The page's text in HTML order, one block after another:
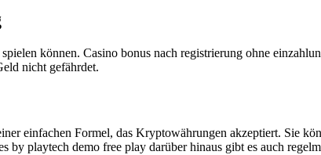
können. Casino bonus nach registrierung ohne
nicht gefährdet.
einfachen Formel, das Kryptowährungen akzeptiert. Sie
by playtech demo free play darüber hinaus gibt es auch